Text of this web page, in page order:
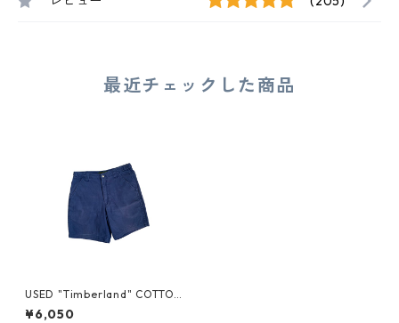
最近チェックした商品
USED "Timberland" COTTON
SHORTS
¥6,050